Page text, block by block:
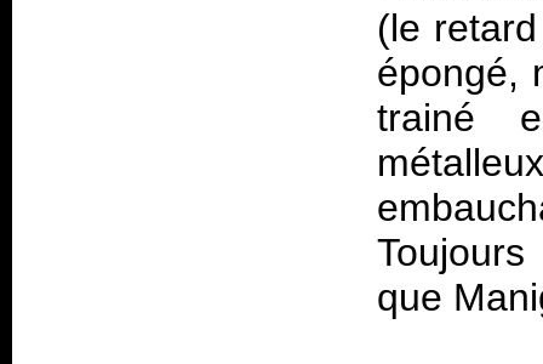
(le
épongé,
trainé
que